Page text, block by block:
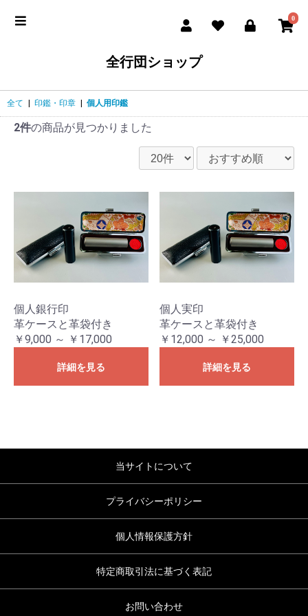
0
全行団ショップ
全て 印鑑・印章 個人用印鑑
2件の商品が見つかりました
個人銀行印
革ケースと革袋付き
￥9,000 ～ ￥17,000
詳細を見る
個人実印
革ケースと革袋付き
￥12,000 ～ ￥25,000
詳細を見る
当サイトについて
プライバシーポリシー
個人情報保護方針
特定商取引法に基づく表記
お問い合わせ